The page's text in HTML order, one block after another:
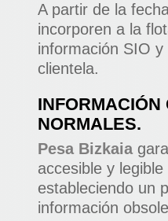
A partir de la
incorporen a la
información SIO
clientela.
NORMALES.
Pesa Bizkaia
accesible y
estableciendo un
información